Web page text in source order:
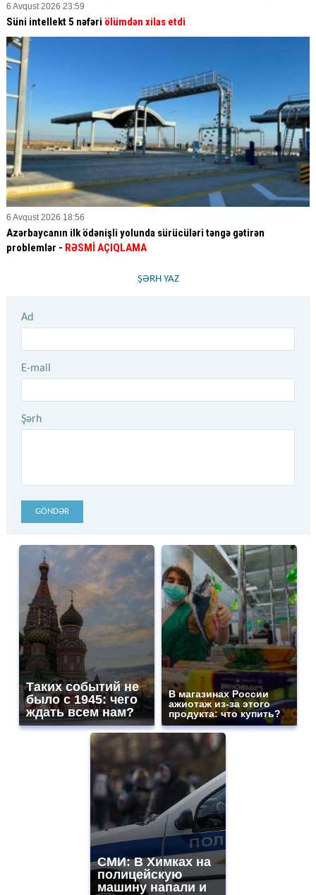
6 Avqust 2026 23:59
Süni intellekt 5 nəfəri ölümdən xilas etdi
6 Avqust 2026 18:56
Azərbaycanın ilk ödənişli yolunda sürücüləri təngə gətirən
problemlər - RƏSMİ AÇIQLAMA
ŞƏRH YAZ
Ad
E-mail
Şərh
GÖNDƏR
Таких событий не
было с 1945: чего
ждать всем нам?
В магазинах России
ажиотаж из-за этого
продукта: что купить?
СМИ: В Химках на
полицейскую
машину напали и